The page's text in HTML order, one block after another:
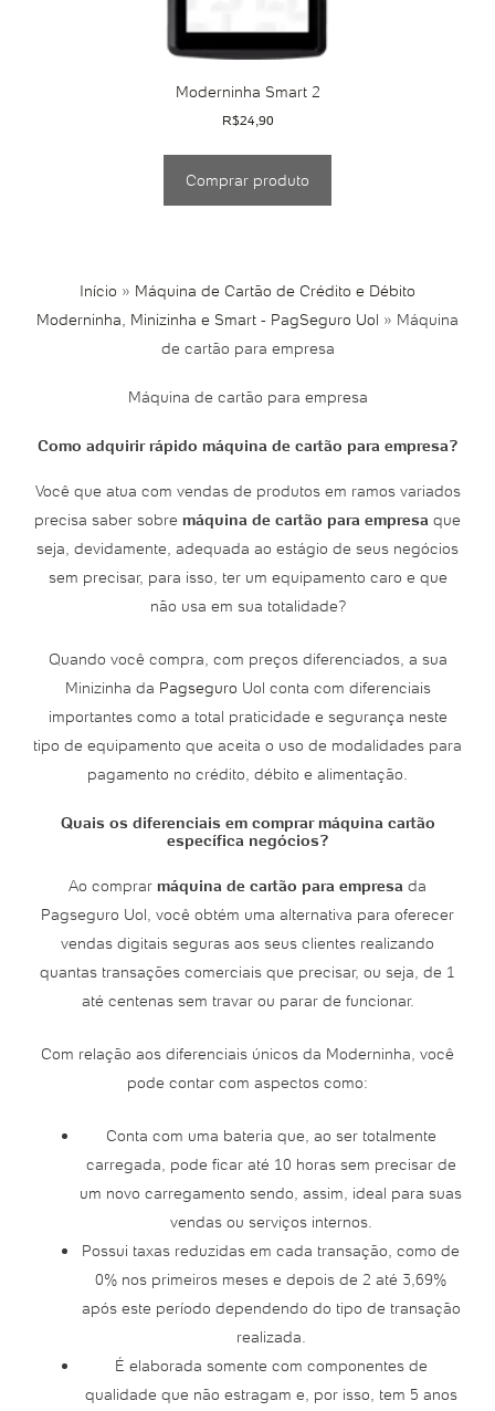
Moderninha Smart 2
R$24,90
Comprar produto
Início » Máquina de Cartão de Crédito e Débito
Moderninha, Minizinha e Smart - PagSeguro Uol » Máquina
de cartão para empresa
Máquina de cartão para empresa
Como adquirir rápido máquina de cartão para empresa?
Você que atua com vendas de produtos em ramos variados
precisa saber sobre máquina de cartão para empresa que
seja, devidamente, adequada ao estágio de seus negócios
sem precisar, para isso, ter um equipamento caro e que
não usa em sua totalidade?
Quando você compra, com preços diferenciados, a sua
Minizinha da Pagseguro Uol conta com diferenciais
importantes como a total praticidade e segurança neste
tipo de equipamento que aceita o uso de modalidades para
pagamento no crédito, débito e alimentação.
Quais os diferenciais em comprar máquina cartão
específica negócios?
Ao comprar máquina de cartão para empresa da
Pagseguro Uol, você obtém uma alternativa para oferecer
vendas digitais seguras aos seus clientes realizando
quantas transações comerciais que precisar, ou seja, de 1
até centenas sem travar ou parar de funcionar.
Com relação aos diferenciais únicos da Moderninha, você
pode contar com aspectos como:
Conta com uma bateria que, ao ser totalmente
carregada, pode ficar até 10 horas sem precisar de
um novo carregamento sendo, assim, ideal para suas
vendas ou serviços internos.
Possui taxas reduzidas em cada transação, como de
0% nos primeiros meses e depois de 2 até 3,69%
após este período dependendo do tipo de transação
realizada.
É elaborada somente com componentes de
qualidade que não estragam e, por isso, tem 5 anos